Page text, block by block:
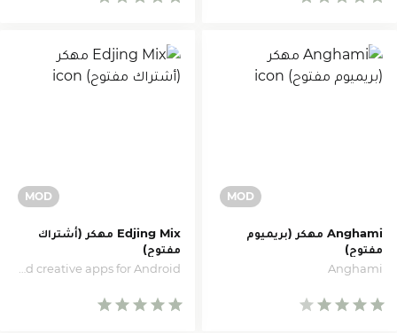
Anghami مهكر (بريميوم
مفتوح)
Anghami
Edjing Mix مهكر (أشتراك
مفتوح)